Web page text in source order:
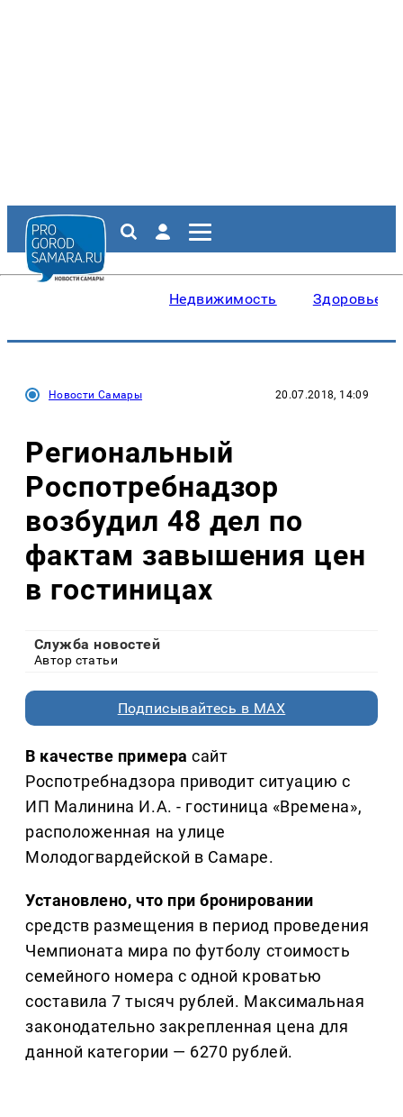
Недвижимость Здоровье
Новости Самары 20.07.2018, 14:09
Региональный
Роспотребнадзор
возбудил 48 дел по
фактам завышения цен
в гостиницах
Служба новостей
Автор статьи
Подписывайтесь в MAX
В качестве примера сайт
Роспотребнадзора приводит ситуацию с
ИП Малинина И.А. - гостиница «Времена»,
расположенная на улице
Молодогвардейской в Самаре.
Установлено, что при бронировании
средств размещения в период проведения
Чемпионата мира по футболу стоимость
семейного номера с одной кроватью
составила 7 тысяч рублей. Максимальная
законодательно закрепленная цена для
данной категории — 6270 рублей.